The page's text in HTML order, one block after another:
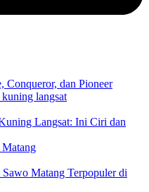
Conqueror, dan Pioneer
Langsat: Ini Ciri dan
Matang Terpopuler di